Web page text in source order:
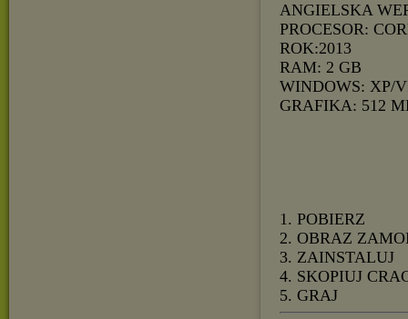
ANGIELSKA
PROCESOR:
ROK:2013
RAM: 2 GB
WINDOWS: XP/
GRAFIKA: 512
1. POBIERZ
2. OBRAZ
3. ZAINSTALUJ
4. SKOPIUJ
5. GRAJ